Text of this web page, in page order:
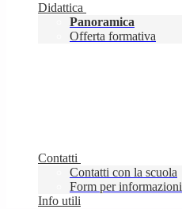
Didattica
Panoramica
Offerta formativa
Contatti
Contatti con la scuola
Form per informazioni
Info utili